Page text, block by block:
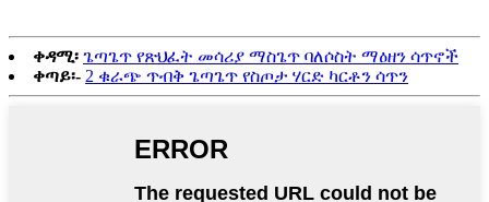
ቀዳሚ፡ ጌጣጌጥ የጽህፈት መሳሪያ ማስጌጥ ባለሶስት ማዕዘን ሳጥኖች
ቀጣይ፡- 2 ቁራጭ ጥብቅ ጌጣጌጥ የስጦታ ሃርድ ካርቶን ሳጥን